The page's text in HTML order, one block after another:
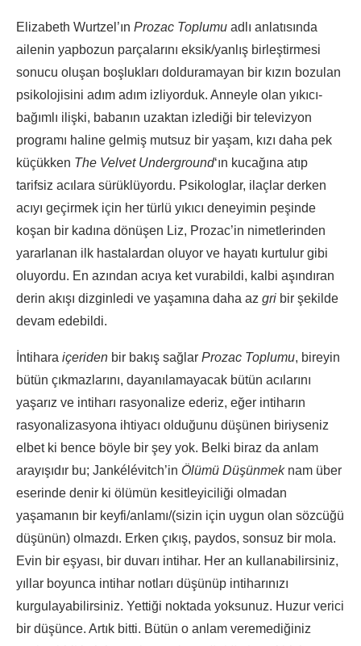
Elizabeth Wurtzel’ın Prozac Toplumu adlı anlatısında
ailenin yapbozun parçalarını eksik/yanlış birleştirmesi
sonucu oluşan boşlukları dolduramayan bir kızın bozulan
psikolojisini adım adım izliyorduk. Anneyle olan yıkıcı-
bağımlı ilişki, babanın uzaktan izlediği bir televizyon
programı haline gelmiş mutsuz bir yaşam, kızı daha pek
küçükken The Velvet Underground‘ın kucağına atıp
tarifsiz acılara sürüklüyordu. Psikologlar, ilaçlar derken
acıyı geçirmek için her türlü yıkıcı deneyimin peşinde
koşan bir kadına dönüşen Liz, Prozac’in nimetlerinden
yararlanan ilk hastalardan oluyor ve hayatı kurtulur gibi
oluyordu. En azından acıya ket vurabildi, kalbi aşındıran
derin akışı dizginledi ve yaşamına daha az gri bir şekilde
devam edebildi.
İntihara içeriden bir bakış sağlar Prozac Toplumu, bireyin
bütün çıkmazlarını, dayanılamayacak bütün acılarını
yaşarız ve intiharı rasyonalize ederiz, eğer intiharın
rasyonalizasyona ihtiyacı olduğunu düşünen biriyseniz
elbet ki bence böyle bir şey yok. Belki biraz da anlam
arayışıdır bu; Jankélévitch’in Ölümü Düşünmek nam über
eserinde denir ki ölümün kesitleyiciliği olmadan
yaşamanın bir keyfi/anlamı/(sizin için uygun olan sözcüğü
düşünün) olmazdı. Erken çıkış, paydos, sonsuz bir mola.
Evin bir eşyası, bir duvarı intihar. Her an kullanabilirsiniz,
yıllar boyunca intihar notları düşünüp intiharınızı
kurgulayabilirsiniz. Yettiği noktada yoksunuz. Huzur verici
bir düşünce. Artık bitti. Bütün o anlam veremediğiniz